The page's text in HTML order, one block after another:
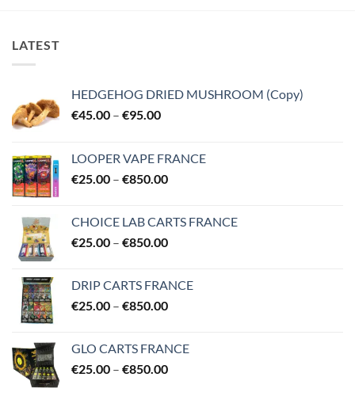
LATEST
HEDGEHOG DRIED MUSHROOM (Copy)
€45.00 – €95.00Price
through
€95.00
LOOPER VAPE FRANCE
€25.00 – €850.00Price
through
€850.00
CHOICE LAB CARTS FRANCE
€25.00 – €850.00Price
through
€850.00
DRIP CARTS FRANCE
€25.00 – €850.00Price
through
€850.00
GLO CARTS FRANCE
€25.00 – €850.00Price